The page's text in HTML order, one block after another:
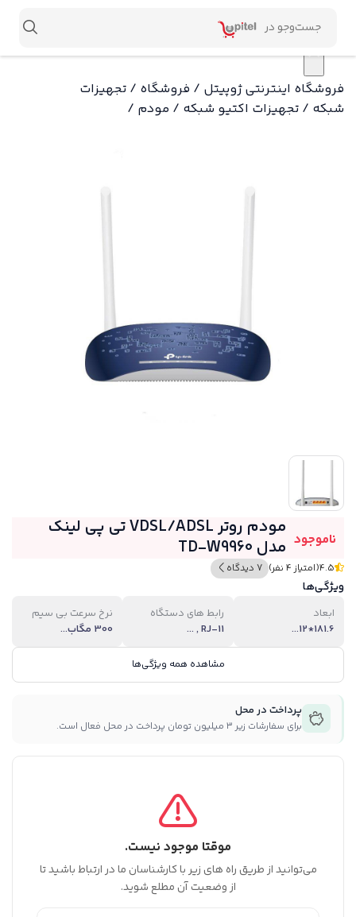
فروشگاه اینترنتی ژوپیتل / فروشگاه / تجهیزات
شبکه / تجهیزات اکتیو شبکه / مودم /
ناموجود
مودم روتر VDSL/ADSL تی پی لینک
مدل TD-W9960
4.5(امتیاز 4 نفر) 7 دیدگاه
ویژگی‌ها
ابعاد
181.6*12...
رابط های دستگاه
RJ-11 , ...
نرخ سرعت بی سیم
300 مگاب...
مشاهده همه ویژگی‌ها
پرداخت در محل
برای سفارشات زیر ۳ میلیون تومان پرداخت در محل فعال است.
موقتا موجود نیست.
می‌توانید از طریق راه های زیر با کارشناسان ما در ارتباط باشید تا
از وضعیت آن مطلع شوید.
×